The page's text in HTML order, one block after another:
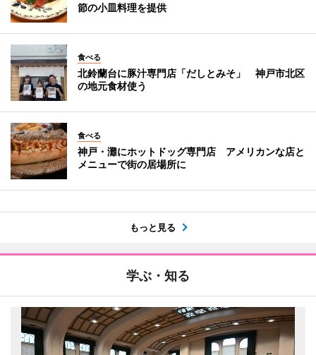
節の小皿料理を提供
食べる
北鈴蘭台に豚汁専門店「だしとみそ」 神戸市北区
の地元食材使う
食べる
神戸・灘にホットドッグ専門店 アメリカンな店と
メニューで街の居場所に
もっと見る
学ぶ・知る